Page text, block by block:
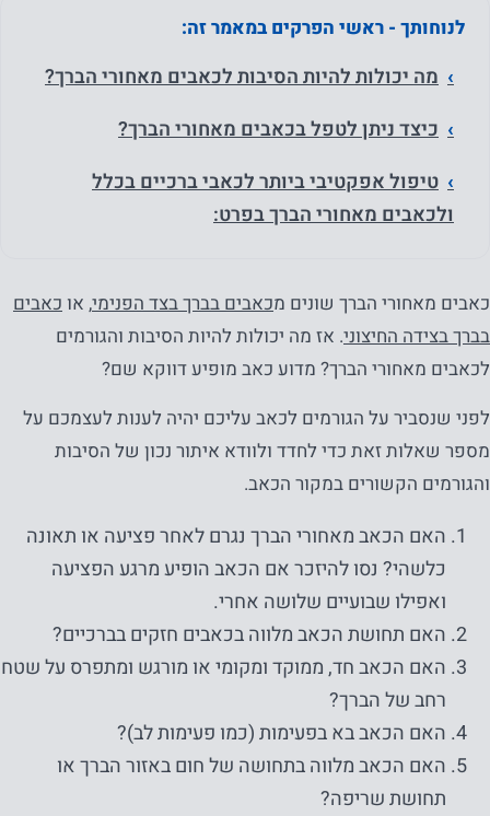
לנוחותך - ראשי הפרקים במאמר זה:
מה יכולות להיות הסיבות לכאבים מאחורי הברך?
כיצד ניתן לטפל בכאבים מאחורי הברך?
טיפול אפקטיבי ביותר לכאבי ברכיים בכלל
ולכאבים מאחורי הברך בפרט:
כאבים מאחורי הברך שונים מכאבים בברך בצד הפנימי, או כאבים
בברך בצידה החיצוני. אז מה יכולות להיות הסיבות והגורמים
לכאבים מאחורי הברך? מדוע כאב מופיע דווקא שם?
לפני שנסביר על הגורמים לכאב עליכם יהיה לענות לעצמכם על
מספר שאלות זאת כדי לחדד ולוודא איתור נכון של הסיבות
והגורמים הקשורים במקור הכאב.
האם הכאב מאחורי הברך נגרם לאחר פציעה או תאונה
כלשהי? נסו להיזכר אם הכאב הופיע מרגע הפציעה
ואפילו שבועיים שלושה אחרי.
האם תחושת הכאב מלווה בכאבים חזקים בברכיים?
האם הכאב חד, ממוקד ומקומי או מורגש ומתפרס על שטח
רחב של הברך?
האם הכאב בא בפעימות (כמו פעימות לב)?
האם הכאב מלווה בתחושה של חום באזור הברך או
תחושת שריפה?